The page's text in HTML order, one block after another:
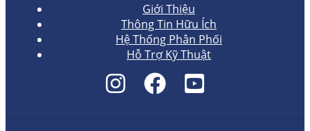
Giới Thiệu
Thông Tin Hữu Ích
Hệ Thống Phân Phối
Hỗ Trợ Kỹ Thuật